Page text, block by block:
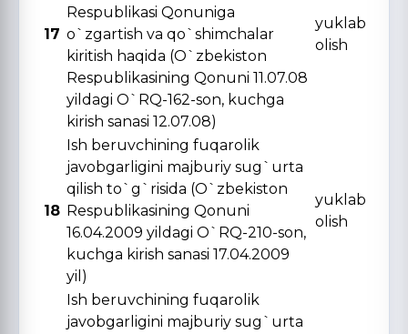
17
Respublikasi Qonuniga
o`zgartish va qo`shimchalar
kiritish haqida (O`zbekiston
Respublikasining Qonuni 11.07.08
yildagi O`RQ-162-son, kuchga
kirish sanasi 12.07.08)
yuklab
olish
18
Ish beruvchining fuqarolik
javobgarligini majburiy sug`urta
qilish to`g`risida (O`zbekiston
Respublikasining Qonuni
16.04.2009 yildagi O`RQ-210-son,
kuchga kirish sanasi 17.04.2009
yil)
yuklab
olish
Ish beruvchining fuqarolik
javobgarligini majburiy sug`urta